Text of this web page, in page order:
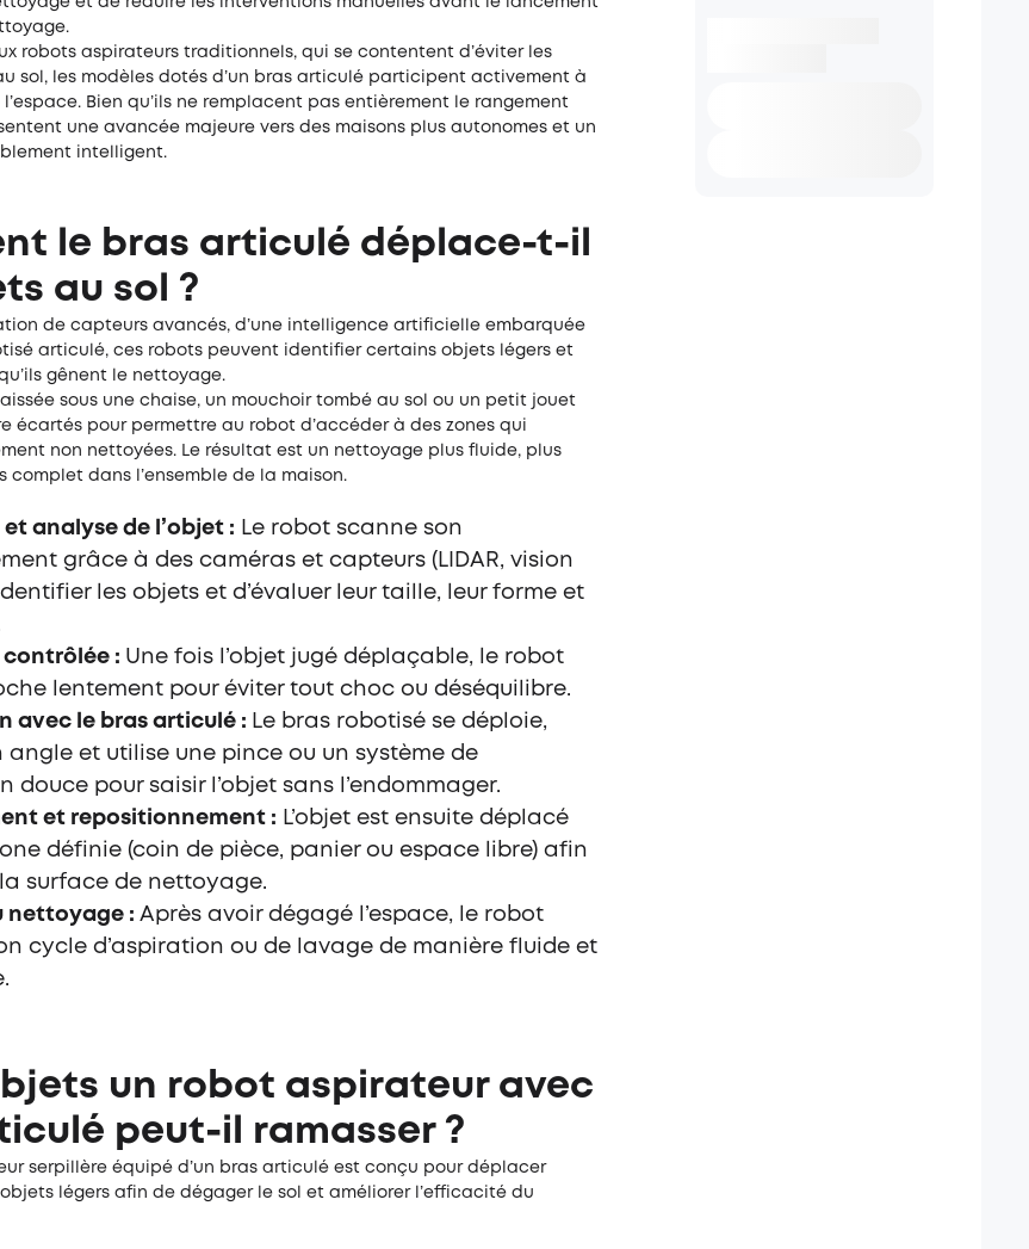
robots aspirateurs traditionnels, qui se contentent d’éviter les
sol, les modèles dotés d’un bras articulé participent activement à
l’espace. Bien qu’ils ne remplacent pas entièrement le rangement
une avancée majeure vers des maisons plus autonomes et un
intelligent.
le bras articulé déplace-t-il
au sol ?
de capteurs avancés, d’une intelligence artificielle embarquée
articulé, ces robots peuvent identifier certains objets légers et
gênent le nettoyage.
sous une chaise, un mouchoir tombé au sol ou un petit jouet
écartés pour permettre au robot d’accéder à des zones qui
non nettoyées. Le résultat est un nettoyage plus fluide, plus
complet dans l’ensemble de la maison.
analyse de l’objet : Le robot scanne son
grâce à des caméras et capteurs (LIDAR, vision
les objets et d’évaluer leur taille, leur forme et
: Une fois l’objet jugé déplaçable, le robot
lentement pour éviter tout choc ou déséquilibre.
avec le bras articulé : Le bras robotisé se déploie,
angle et utilise une pince ou un système de
douce pour saisir l’objet sans l’endommager.
et repositionnement : L’objet est ensuite déplacé
définie (coin de pièce, panier ou espace libre) afin
surface de nettoyage.
nettoyage : Après avoir dégagé l’espace, le robot
cycle d’aspiration ou de lavage de manière fluide et
un robot aspirateur avec
peut-il ramasser ?
serpillère équipé d’un bras articulé est conçu pour déplacer
légers afin de dégager le sol et améliorer l’efficacité du